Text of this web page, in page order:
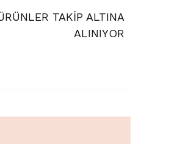
TAKİP ALTINA
ALINIYOR